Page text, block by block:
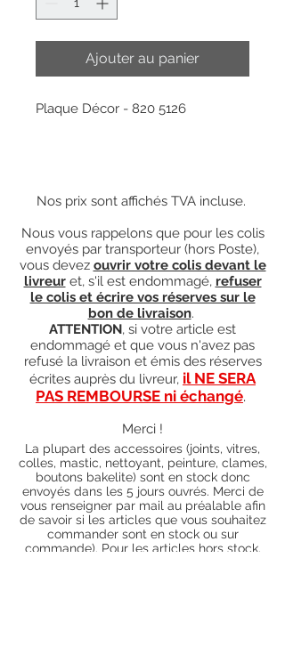
Ajouter au panier
Plaque Décor - 820 5126
Nos prix sont affichés TVA incluse.
Nous vous rappelons que pour les colis
envoyés par transporteur (hors Poste),
vous devez ouvrir votre colis devant le
livreuret, s'il est endommagé, refuser
le colis et écrire vos réserves sur le
bon de livraison.
ATTENTION, si votre article est
endommagé et que vous n'avez pas
refusé la livraison et émis des réserves
écrites auprès du livreur, il NE SERA
PAS REMBOURSE ni échangé.
Merci !
La plupart des accessoires (joints, vitres,
colles, mastic, nettoyant, peinture, clames,
boutons bakelite) sont en stock donc
envoyés dans les 5 jours ouvrés. Merci de
vous renseigner par mail au préalable afin
de savoir si les articles que vous souhaitez
commander sont en stock ou sur
commande). Pour les articles hors stock,